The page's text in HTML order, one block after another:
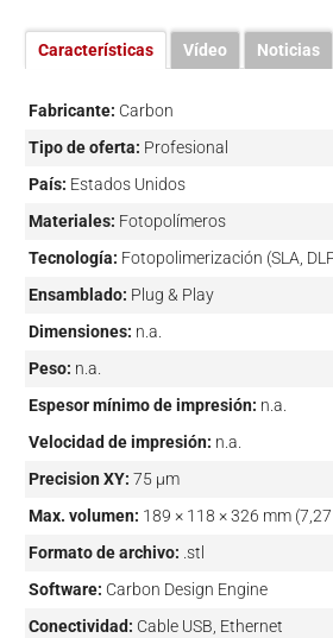
Características Vídeo Noticias
Fabricante: Carbon
Tipo de oferta: Profesional
País: Estados Unidos
Materiales: Fotopolímeros
Tecnología: Fotopolimerización (SLA,
Ensamblado: Plug & Play
Dimensiones: n.a.
Peso: n.a.
Espesor mínimo de impresión: n.a.
Velocidad de impresión: n.a.
Precision XY: 75 µm
Max. volumen: 189 × 118 × 326 mm
Formato de archivo: .stl
Software: Carbon Design Engine
Conectividad: Cable USB, Ethernet